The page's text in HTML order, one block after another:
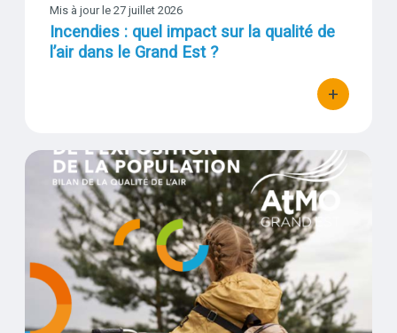
Mis à jour le 27 juillet 2026
Incendies : quel impact sur la qualité de
l’air dans le Grand Est ?
+
bouton
OBSERVATOIRE DE L’EXPOSITION DE LA POPULATION
Visuel